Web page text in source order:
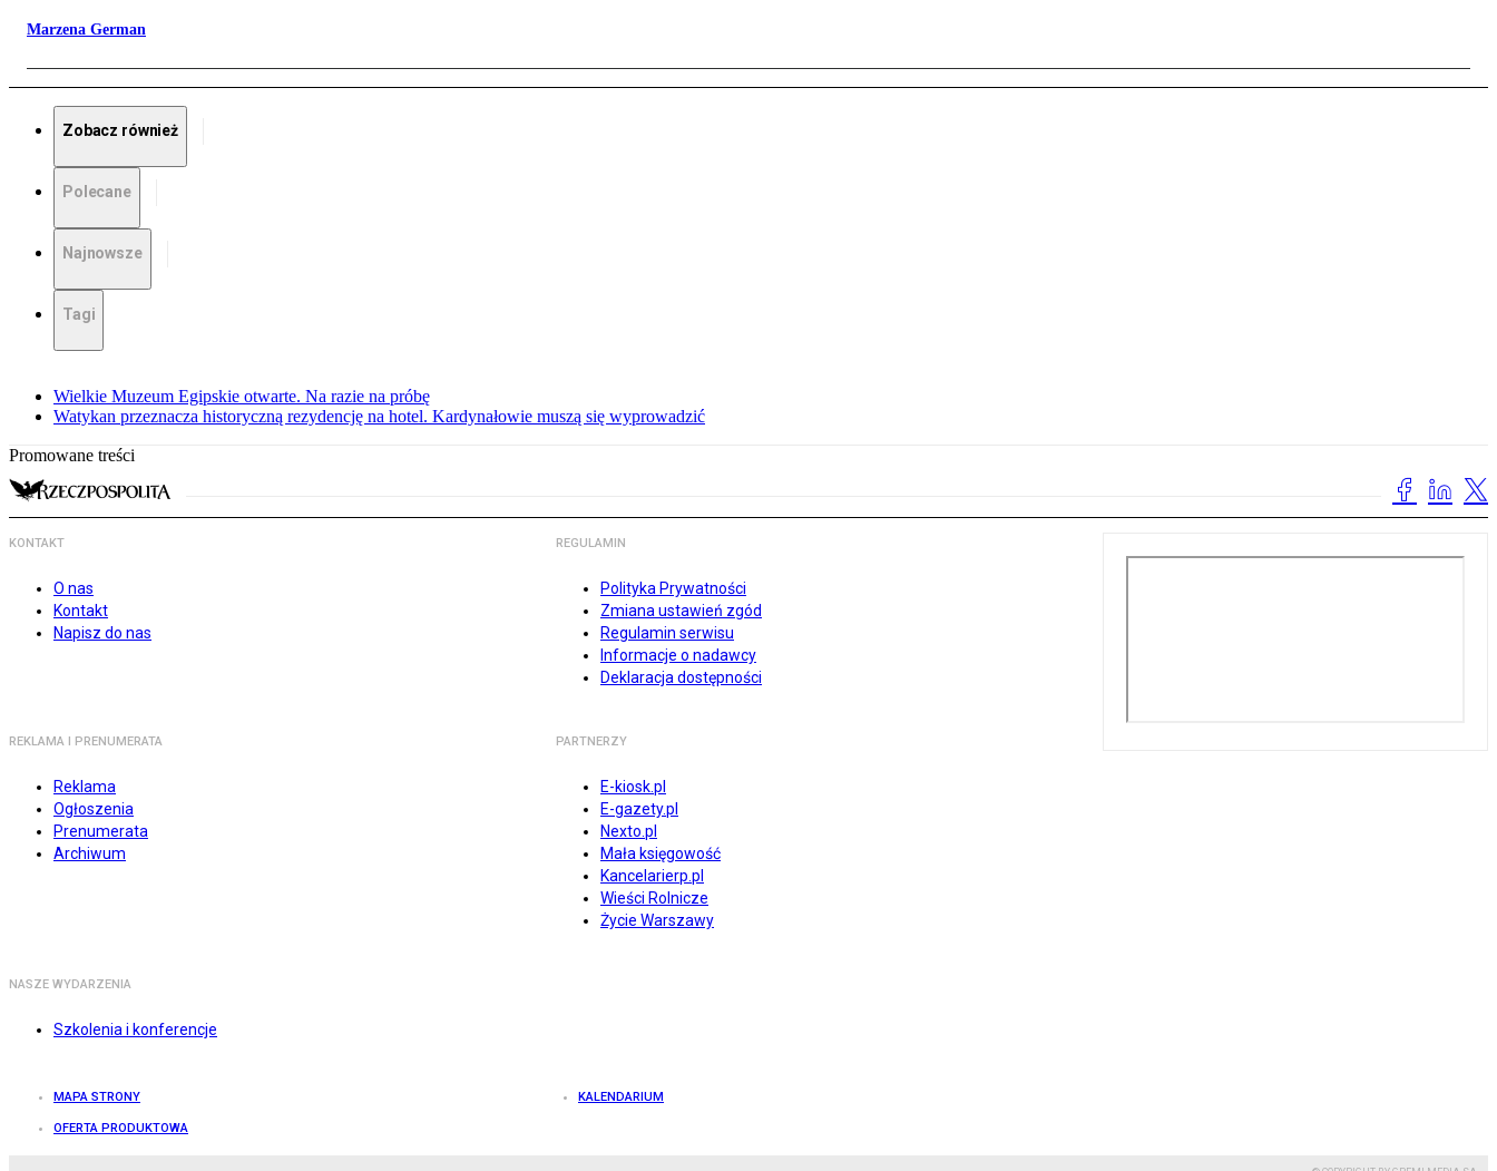
Marzena German
Zobacz również
Polecane
Najnowsze
Tagi
Wielkie Muzeum Egipskie otwarte. Na razie na próbę
Watykan przeznacza historyczną rezydencję na hotel. Kardynałowie muszą się wyprowadzić
Promowane treści
KONTAKT
O nas
Kontakt
Napisz do nas
REGULAMIN
Polityka Prywatności
Zmiana ustawień zgód
Regulamin serwisu
Informacje o nadawcy
Deklaracja dostępności
REKLAMA I PRENUMERATA
Reklama
Ogłoszenia
Prenumerata
Archiwum
PARTNERZY
E-kiosk.pl
E-gazety.pl
Nexto.pl
Mała księgowość
Kancelarierp.pl
Wieści Rolnicze
Życie Warszawy
NASZE WYDARZENIA
Szkolenia i konferencje
MAPA STRONY KALENDARIUM
OFERTA PRODUKTOWA